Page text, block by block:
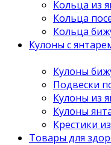
Кольца из
Кольца
Кольца
Кулоны с
Кулоны
Подвески
Кулоны из
Кулоны
Крестики
Товары для